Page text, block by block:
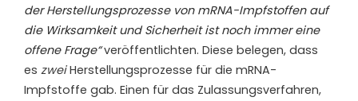
der Herstellungsprozesse von mRNA-Impfstoffen auf
die Wirksamkeit und Sicherheit ist noch immer eine
offene Frage“veröffentlichten. Diese belegen, dass
es zwei Herstellungsprozesse für die mRNA-
Impfstoffe gab. Einen für das Zulassungsverfahren,